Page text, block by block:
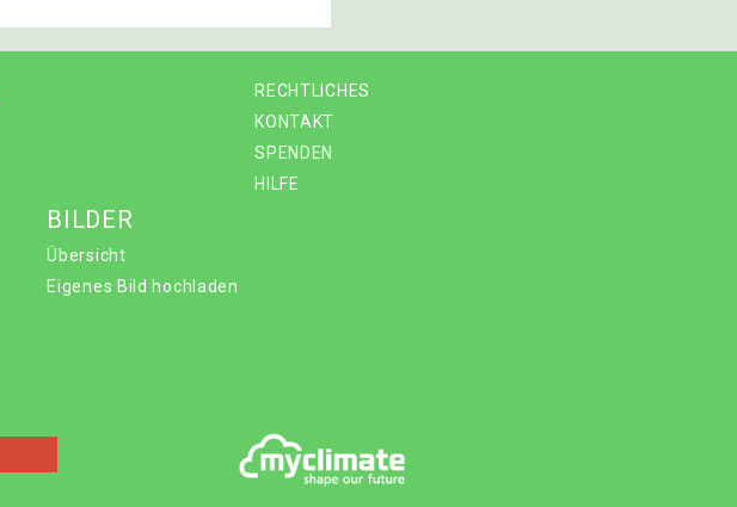
RECHTLICHES
KONTAKT
SPENDEN
HILFE
BILDER
Übersicht
Eigenes Bild hochladen